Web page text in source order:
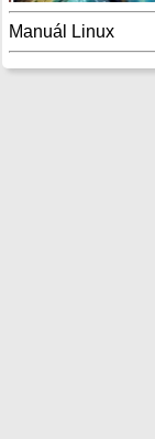
Manuál Linux